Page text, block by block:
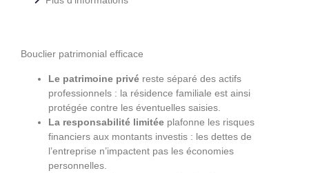
Bouclier patrimonial efficace
Le patrimoine privé reste séparé des actifs
professionnels : la résidence familiale est ainsi
protégée contre les éventuelles saisies.
La responsabilité limitée plafonne les risques
financiers aux montants investis : les dettes de
l’entreprise n’impactent pas les économies
personnelles.